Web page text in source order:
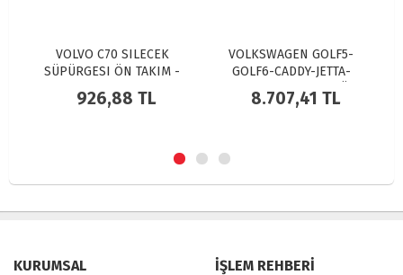
VOLVO C70 SILECEK
ÖN TAKIM -
BCH 3397118401
926,88 TL
VOLKSWAGEN GOLF5-
GOLF6-CADDY-JETTA-
PASSAT-A3 AMORTISÖR
LASTIGI ÖN - BSG 90-700-
8.707,41 TL
TOURAN
KURUMSAL İŞLEM REHBERİ